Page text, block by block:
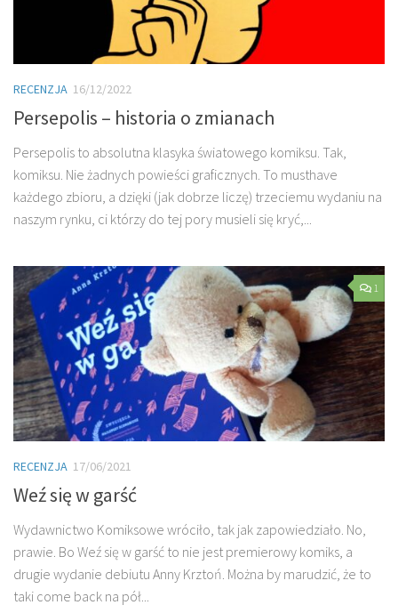
RECENZJA 16/12/2022
Persepolis – historia o zmianach
Persepolis to absolutna klasyka światowego komiksu. Tak,
komiksu. Nie żadnych powieści graficznych. To musthave
każdego zbioru, a dzięki (jak dobrze liczę) trzeciemu wydaniu na
naszym rynku, ci którzy do tej pory musieli się kryć,...
1
RECENZJA 17/06/2021
Weź się w garść
Wydawnictwo Komiksowe wróciło, tak jak zapowiedziało. No,
prawie. Bo Weź się w garść to nie jest premierowy komiks, a
drugie wydanie debiutu Anny Krztoń. Można by marudzić, że to
taki come back na pół...